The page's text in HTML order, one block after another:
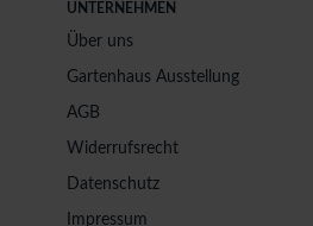
UNTERNEHMEN
Über uns
Gartenhaus Ausstellung
AGB
Widerrufsrecht
Datenschutz
Impressum